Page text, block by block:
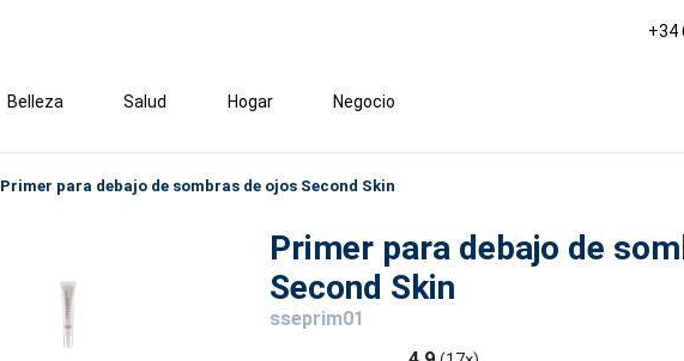
+34
Belleza Salud Hogar Negocio
Primer para debajo de sombras de ojos Second Skin
Primer para debajo de
Second Skin
sseprim01